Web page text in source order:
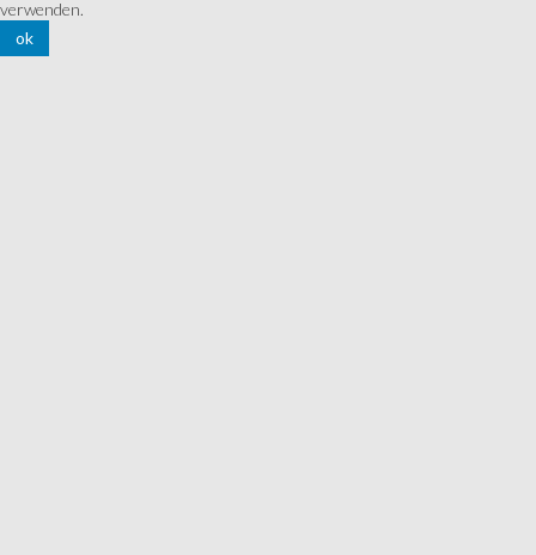
verwenden.
ok